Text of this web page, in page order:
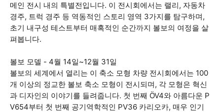
메인 전시 내의 특별전입니다. 이 전시회에서는 랠리, 자동차
경주, 트럭 경주 등 역동적인 스토리 영역 3가지를 탐구하며,
초기 내구성 테스트부터 매혹적인 순간까지 볼보의 여정을 살
펴봅니다.
볼보 모델 - 4월 14일~12월 31일
볼보의 세계에서 열리는 이 축소 모형 차량 전시회에서는 100
개 이상의 정교한 볼보 축소 모형이 전시되며, 각 모형은 혁신
과 디자인의 이야기를 들려줍니다. 첫 번째 ÖV4와 아름다운 P
V654부터 첫 번째 공기역학적인 PV36 카리오카, 매우 인기